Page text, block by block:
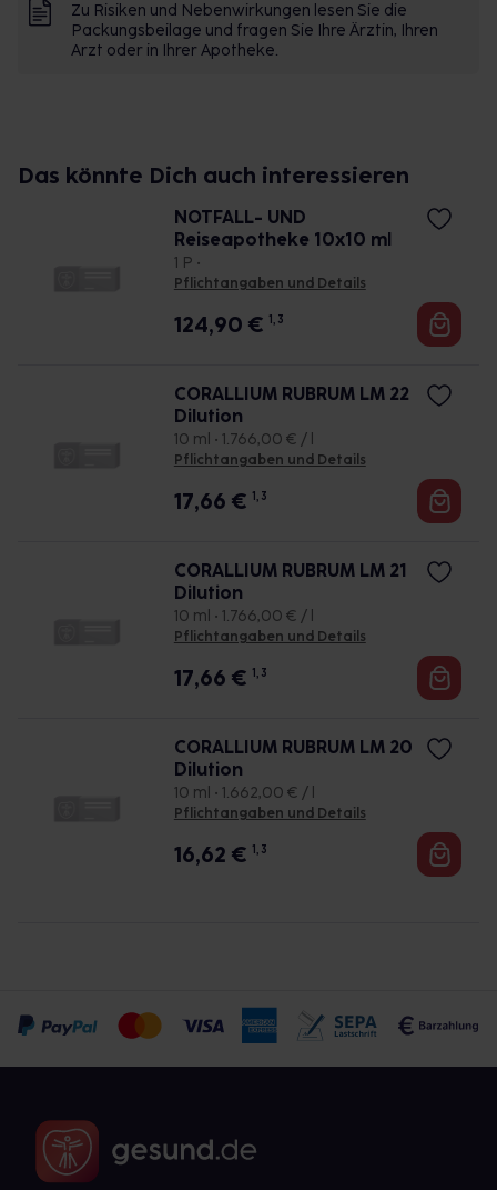
Zu Risiken und Nebenwirkungen lesen Sie die
Packungsbeilage und fragen Sie Ihre Ärztin, Ihren
Arzt oder in Ihrer Apotheke.
Das könnte Dich auch interessieren
NOTFALL- UND
Reiseapotheke 10x10 ml
1 P •
Pflichtangaben und Details
124,90 € 1, 3
CORALLIUM RUBRUM LM 22
Dilution
10 ml • 1.766,00 € / l
Pflichtangaben und Details
17,66 € 1, 3
CORALLIUM RUBRUM LM 21
Dilution
10 ml • 1.766,00 € / l
Pflichtangaben und Details
17,66 € 1, 3
CORALLIUM RUBRUM LM 20
Dilution
10 ml • 1.662,00 € / l
Pflichtangaben und Details
16,62 € 1, 3